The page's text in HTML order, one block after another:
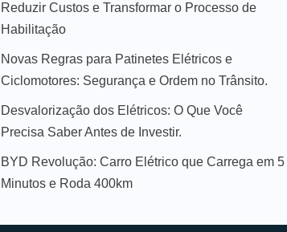
Reduzir Custos e Transformar o Processo de
Habilitação
Novas Regras para Patinetes Elétricos e
Ciclomotores: Segurança e Ordem no Trânsito.
Desvalorização dos Elétricos: O Que Você
Precisa Saber Antes de Investir.
BYD Revolução: Carro Elétrico que Carrega em 5
Minutos e Roda 400km